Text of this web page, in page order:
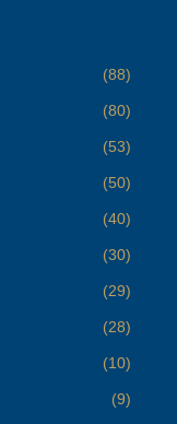
(88)
(80)
(53)
(50)
(40)
(30)
(29)
(28)
(10)
(9)